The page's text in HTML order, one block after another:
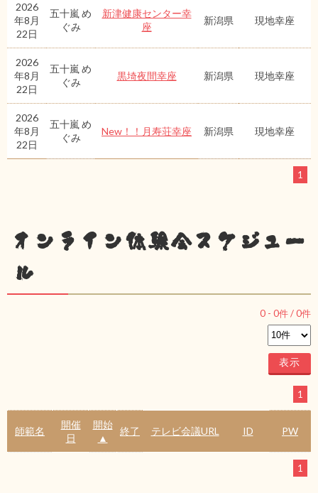
2026
年8月
22日
五十嵐 め
ぐみ
新津健康センター幸
座
新潟県 現地幸座
2026
年8月
22日
五十嵐 め
ぐみ
黒埼夜間幸座 新潟県 現地幸座
2026
年8月
22日
五十嵐 め
ぐみ
New！！月寿荘幸座 新潟県 現地幸座
1
オンライン体験会スケジュー
ル
0 - 0件 /0件
1
師範名
開催
日
開始
▲
終了 テレビ会議URL ID PW
1